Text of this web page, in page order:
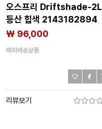
오스프리 Driftshade-2L
등산 힙색 2143182894
₩ 96,000
해외배송상품
리뷰보기